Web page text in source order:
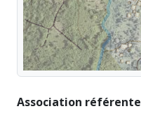
Association référente